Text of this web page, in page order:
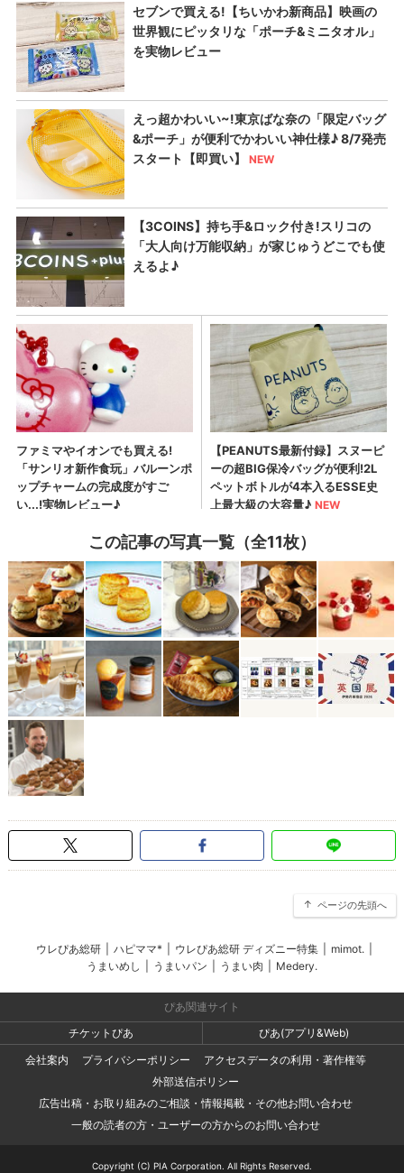
この記事の写真一覧（全11枚）
ページの先頭へ
ウレぴあ総研 ハピママ* ウレぴあ総研 ディズニー特集 mimot.
うまいめし
うまいパン うまい肉 Medery.
ぴあ関連サイト
チケットぴあ
ぴあ(アプリ&Web)
会社案内
プライバシーポリシー
アクセスデータの利用・著作権等
外部送信ポリシー
広告出稿・お取り組みのご相談・情報掲載・その他お問い合わせ
一般の読者の方・ユーザーの方からのお問い合わせ
Copyright (C) PIA Corporation. All Rights Reserved.